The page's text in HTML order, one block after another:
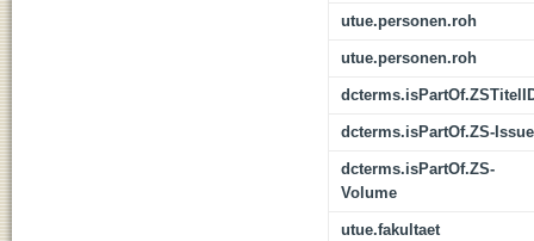
utue.personen.roh
utue.personen.roh
dcterms.isPartOf.ZS-Issue
dcterms.isPartOf.ZS-
Volume
utue.fakultaet